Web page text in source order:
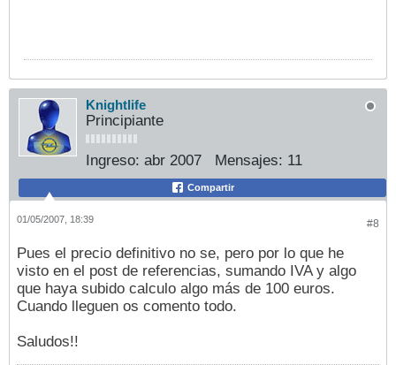
Knightlife
Principiante
Ingreso: abr 2007 Mensajes: 11
Compartir
#8
01/05/2007, 18:39
Pues el precio definitivo no se, pero por lo que he
visto en el post de referencias, sumando IVA y algo
que haya subido calculo algo más de 100 euros.
Cuando lleguen os comento todo.
Saludos!!